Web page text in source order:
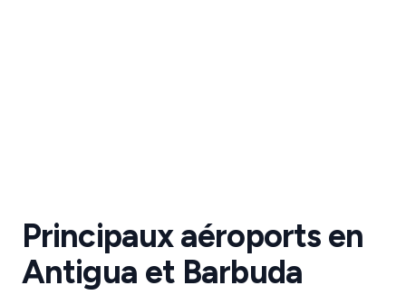
Principaux aéroports en
Antigua et Barbuda
ANU
ANTIGUA
AND
BARBUDA